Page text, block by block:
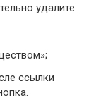
удалите
ссылки